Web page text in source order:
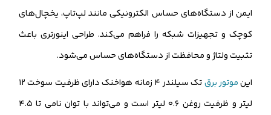
ایمن از دستگاه‌های حساس الکترونیکی مانند لپ‌تاپ، یخچال‌های
کوچک و تجهیزات شبکه را فراهم می‌کند. طراحی اینورتری باعث
تثبیت ولتاژ و محافظت از دستگاه‌های حساس می‌شود.
اینموتور برق
تک سیلندر ۴ زمانه هواخنک دارای ظرفیت سوخت ۱۲
لیتر و ظرفیت روغن ۰.۶ لیتر است و می‌تواند با توان نامی تا ۴.۵